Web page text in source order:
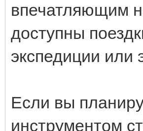
впечатляющим
доступны
экспедиции или
Если вы
инструментом